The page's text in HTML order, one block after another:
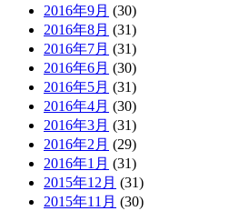
2016年9月 (30)
2016年8月 (31)
2016年7月 (31)
2016年6月 (30)
2016年5月 (31)
2016年4月 (30)
2016年3月 (31)
2016年2月 (29)
2016年1月 (31)
2015年12月 (31)
2015年11月 (30)